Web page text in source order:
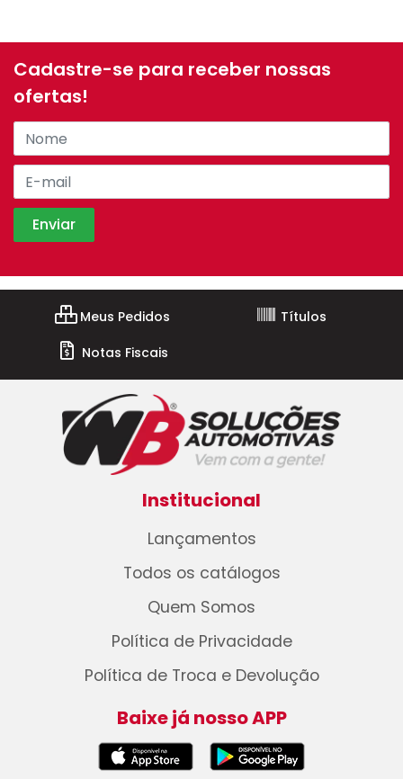
Cadastre-se para receber nossas
ofertas!
Meus Pedidos
Títulos
Notas Fiscais
Institucional
Lançamentos
Todos os catálogos
Quem Somos
Política de Privacidade
Política de Troca e Devolução
Baixe já nosso APP